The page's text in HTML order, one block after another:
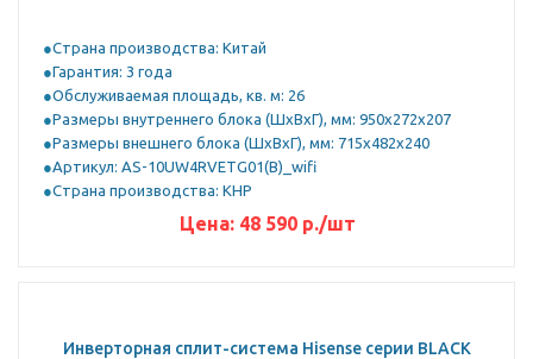
Страна производства: Китай
Гарантия: 3 года
Обслуживаемая площадь, кв. м: 26
Размеры внутреннего блока (ШхВхГ), мм: 950x272x207
Размеры внешнего блока (ШхВхГ), мм: 715x482x240
Артикул: AS-10UW4RVETG01(B)_wifi
Страна производства: КНР
Цена: 48 590р./шт
Инверторная сплит-система Hisense серии BLACK